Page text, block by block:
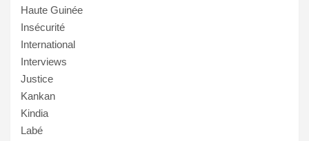
Haute Guinée
Insécurité
International
Interviews
Justice
Kankan
Kindia
Labé